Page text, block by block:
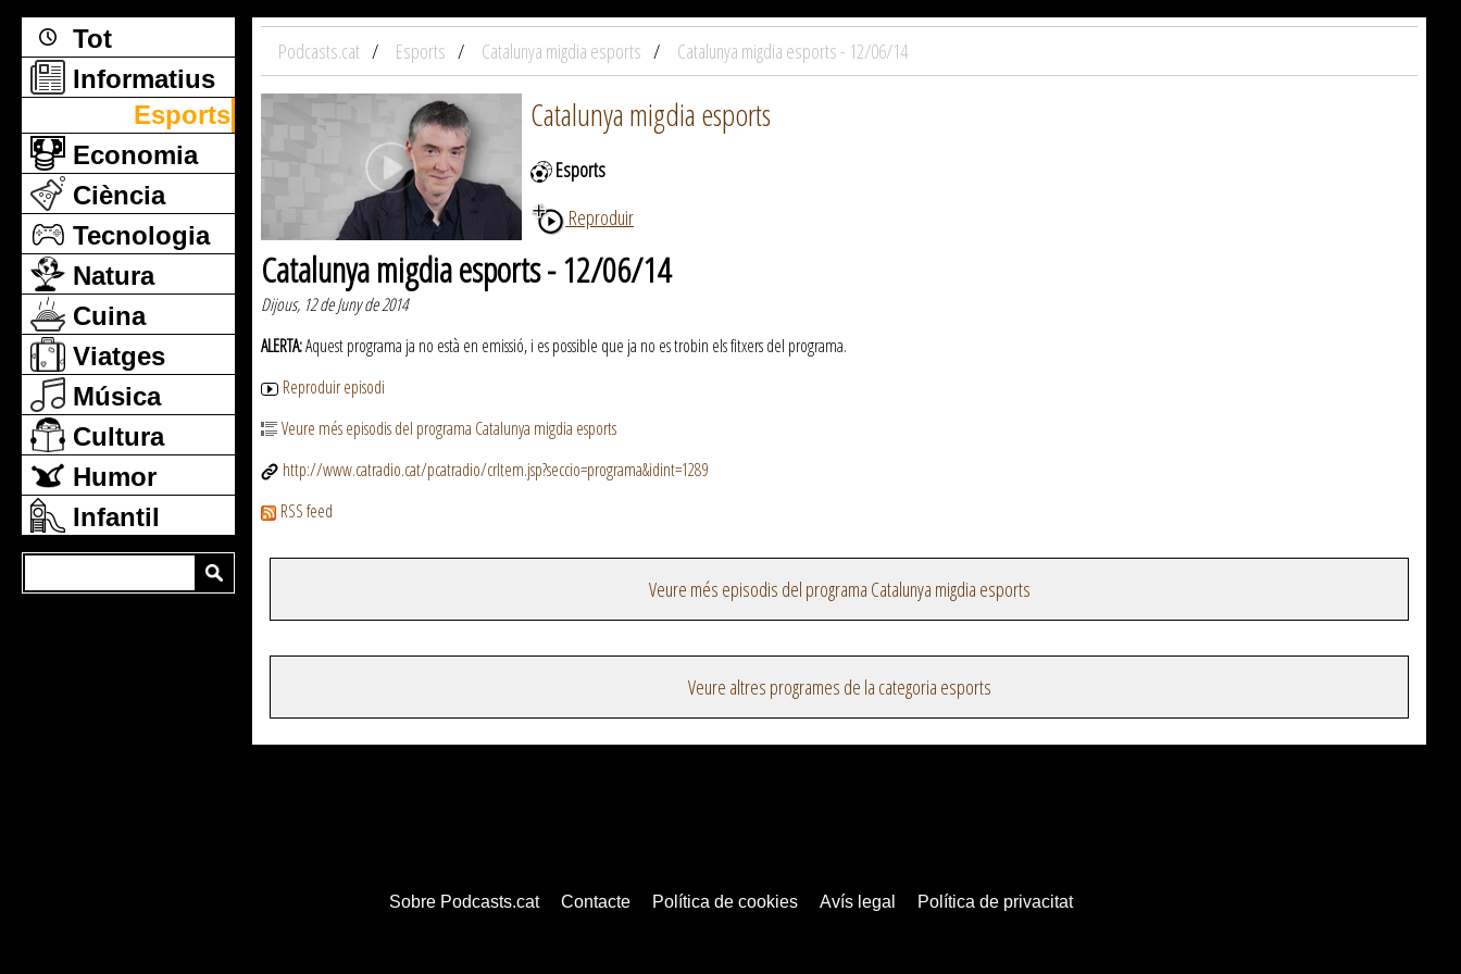
Tot
Informatius
Esports
Economia
Ciència
Tecnologia
Natura
Cuina
Viatges
Música
Cultura
Humor
Infantil
Podcasts.cat Esports Catalunya migdia esports Catalunya migdia esports - 12/06/14
Catalunya migdia esports
Esports
Reproduir
Catalunya migdia esports - 12/06/14
Dijous, 12 de Juny de 2014
ALERTA:Aquest programa ja no està en emissió, i es possible que ja no es trobin els fitxers del programa.
Reproduir episodi
Veure més episodis del programa Catalunya migdia esports
http://www.catradio.cat/pcatradio/crItem.jsp?seccio=programa&idint=1289
RSS feed
Veure més episodis del programa Catalunya migdia esports
Veure altres programes de la categoria esports
Sobre Podcasts.cat Contacte Política de cookies Avís legal Política de privacitat